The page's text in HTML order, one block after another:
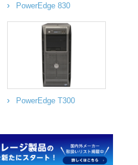
PowerEdge 830
PowerEdge T300